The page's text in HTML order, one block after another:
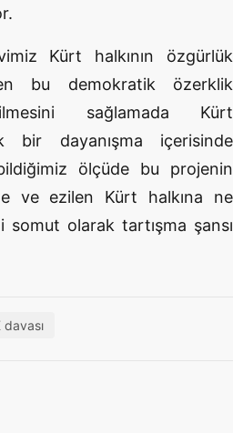
Kürt halkının özgürlük
bu demokratik özerklik
sağlamada Kürt
bir dayanışma içerisinde
ölçüde bu projenin
ve ezilen Kürt halkına ne
olarak tartışma şansı
davası